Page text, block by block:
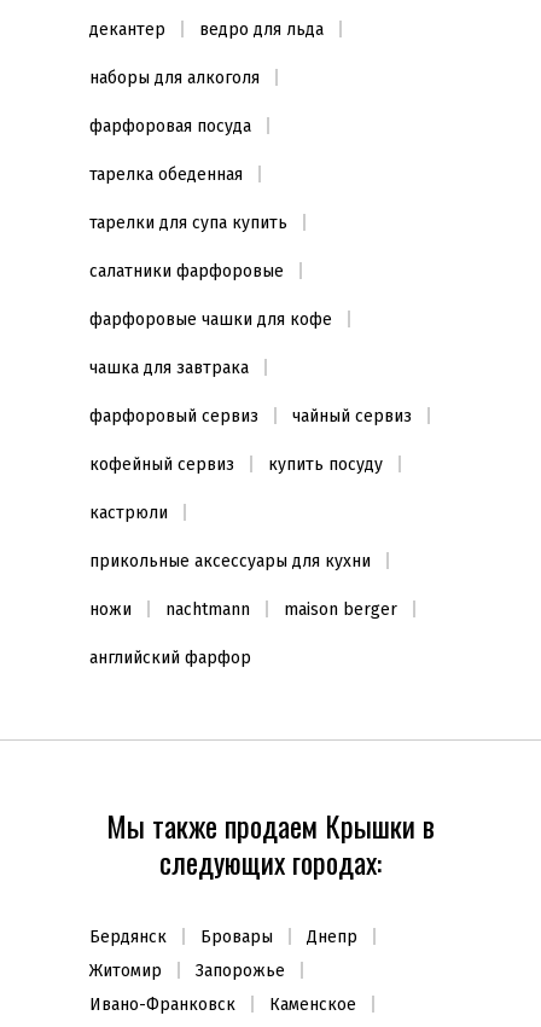
декантер ведро для льда
наборы для алкоголя
фарфоровая посуда
тарелка обеденная
тарелки для супа купить
салатники фарфоровые
фарфоровые чашки для кофе
чашка для завтрака
фарфоровый сервиз чайный сервиз
кофейный сервиз купить посуду
кастрюли
прикольные аксессуары для кухни
ножи nachtmann maison berger
английский фарфор
Мы также продаем Крышки в
следующих городах:
Бердянск Бровары
Днепр
Житомир
Запорожье
Ивано-Франковск
Каменское